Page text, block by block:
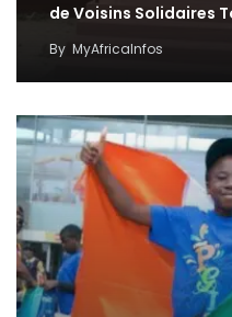
de Voisins Solidaires
By MyAfricaInfos